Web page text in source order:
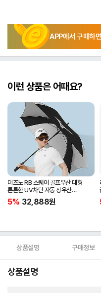
APP에서 구매하면
이런 상품은 어때요?
미즈노 RB 스퀘어 골프우산 대형
튼튼한 UV차단 자동 장우산
5LKY22100
5% 32,888원
상품설명 구매정보
상품설명